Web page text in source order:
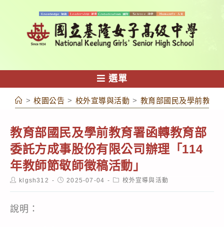
容
選單
> 校園公告 > 校外宣導與活動 > 教育部國民及學前教育
教育部國民及學前教育署函轉教育部
委託方成事股份有限公司辦理「114
年教師節敬師徵稿活動」
Postklgsh312
Post2025-07-04
Post校外宣導與活動
說明：